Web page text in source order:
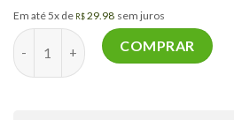
Em até 5x de R$29.98 sem juros
Bare Vanilla body lotion Victoria's
COMPRAR